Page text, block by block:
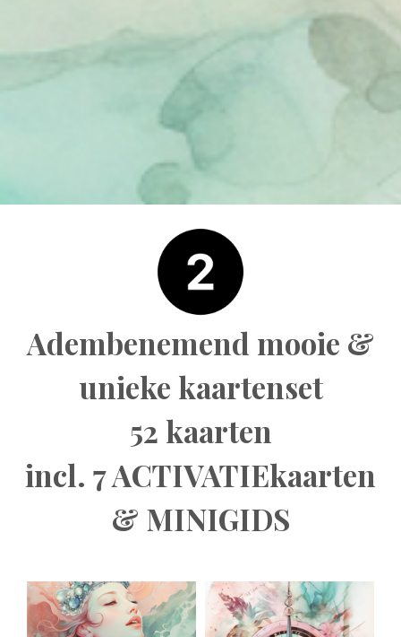
Adembenemend mooie &
unieke kaartenset
52 kaarten
incl. 7 ACTIVATIEkaarten
& MINIGIDS